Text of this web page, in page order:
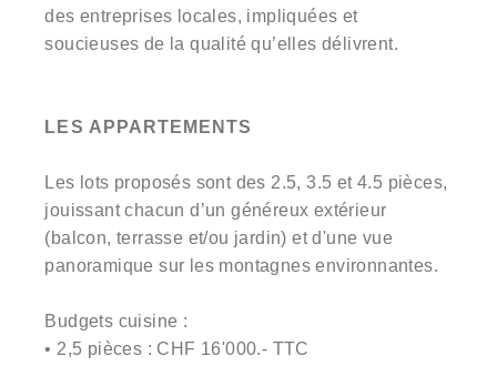
des entreprises locales, impliquées et
soucieuses de la qualité qu’elles délivrent.
LES APPARTEMENTS
Les lots proposés sont des 2.5, 3.5 et 4.5 pièces,
jouissant chacun d’un généreux extérieur
(balcon, terrasse et/ou jardin) et d'une vue
panoramique sur les montagnes environnantes.
Budgets cuisine :
• 2,5 pièces : CHF 16'000.- TTC